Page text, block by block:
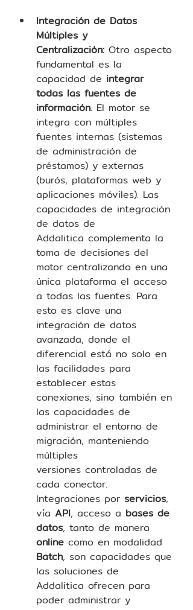
Integración de Datos
Múltiples y
Centralización: Otro aspecto
fundamental es la
capacidad de integrar
todas las fuentes de
información. El motor se
integra con múltiples
fuentes internas (sistemas
de administración de
préstamos) y externas
(burós, plataformas web y
aplicaciones móviles). Las
capacidades de integración
de datos de
Addalitica complementa la
toma de decisiones del
motor centralizando en una
única plataforma el acceso
a todas las fuentes. Para
esto es clave una
integración de datos
avanzada, donde el
diferencial está no solo en
las facilidades para
establecer estas
conexiones, sino también en
las capacidades de
administrar el entorno de
migración, manteniendo
múltiples
versiones controladas de
cada conector.
Integraciones por servicios,
vía API, acceso a bases de
datos, tanto de manera
online como en modalidad
Batch, son capacidades que
las soluciones de
Addalitica ofrecen para
poder administrar y